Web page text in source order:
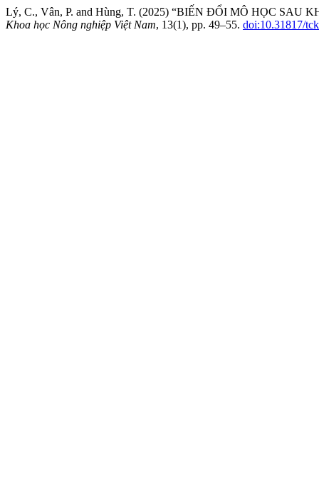
Lý, C., Vân, P. and Hùng, T. (2025) “BIẾN ĐỔI MÔ HỌC SAU
Khoa học Nông nghiệp Việt Nam, 13(1), pp. 49–55. doi:10.31817/